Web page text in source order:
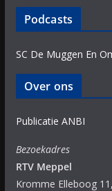
Podcasts
SC De Muggen En
Over ons
Publicatie ANBI
Bezoekadres
RTV Meppel
Kromme Elleboog 11,